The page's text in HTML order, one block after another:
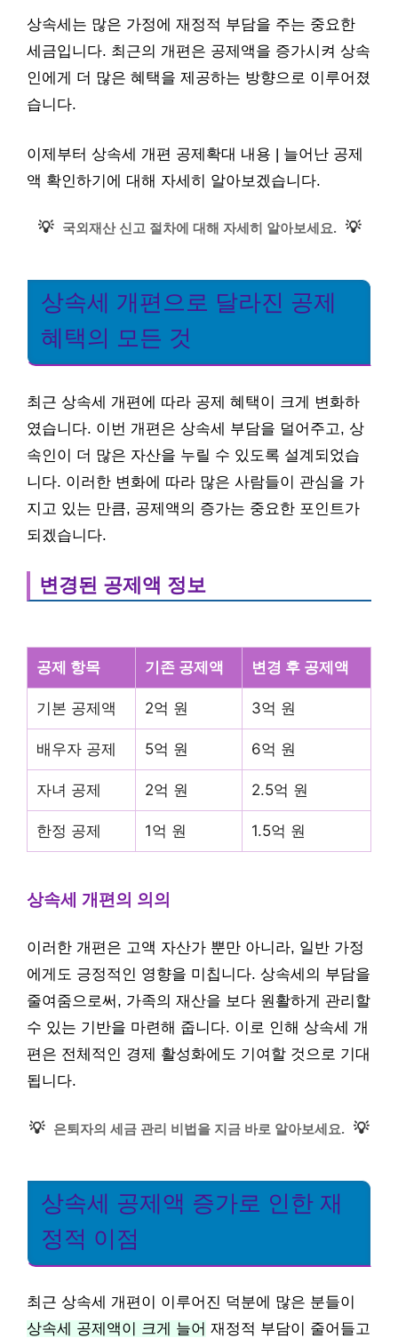
상속세는 많은 가정에 재정적 부담을 주는 중요한
세금입니다. 최근의 개편은 공제액을 증가시켜 상속
인에게 더 많은 혜택을 제공하는 방향으로 이루어졌
습니다.
이제부터 상속세 개편 공제확대 내용 | 늘어난 공제
액 확인하기에 대해 자세히 알아보겠습니다.
💡 국외재산 신고 절차에 대해 자세히 알아보세요. 💡
상속세 개편으로 달라진 공제
혜택의 모든 것
최근 상속세 개편에 따라 공제 혜택이 크게 변화하
였습니다. 이번 개편은 상속세 부담을 덜어주고, 상
속인이 더 많은 자산을 누릴 수 있도록 설계되었습
니다. 이러한 변화에 따라 많은 사람들이 관심을 가
지고 있는 만큼, 공제액의 증가는 중요한 포인트가
되겠습니다.
변경된 공제액 정보
공제 항목 기존 공제액 변경 후 공제액
기본 공제액 2억 원 3억 원
배우자 공제 5억 원 6억 원
자녀 공제 2억 원 2.5억 원
한정 공제 1억 원 1.5억 원
상속세 개편의 의의
이러한 개편은 고액 자산가 뿐만 아니라, 일반 가정
에게도 긍정적인 영향을 미칩니다. 상속세의 부담을
줄여줌으로써, 가족의 재산을 보다 원활하게 관리할
수 있는 기반을 마련해 줍니다. 이로 인해 상속세 개
편은 전체적인 경제 활성화에도 기여할 것으로 기대
됩니다.
💡 은퇴자의 세금 관리 비법을 지금 바로 알아보세요. 💡
상속세 공제액 증가로 인한 재
정적 이점
최근 상속세 개편이 이루어진 덕분에 많은 분들이
상속세 공제액이 크게 늘어 재정적 부담이 줄어들고